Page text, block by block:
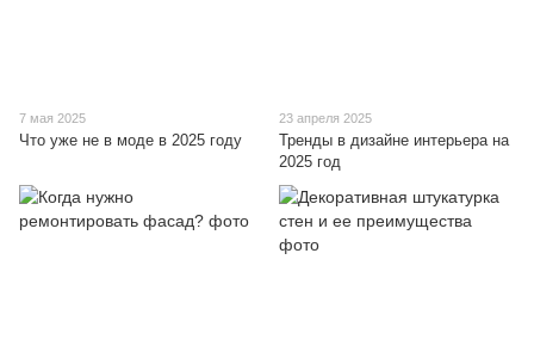
7 мая 2025
Что уже не в моде в 2025 году
23 апреля 2025
Тренды в дизайне интерьера на
2025 год